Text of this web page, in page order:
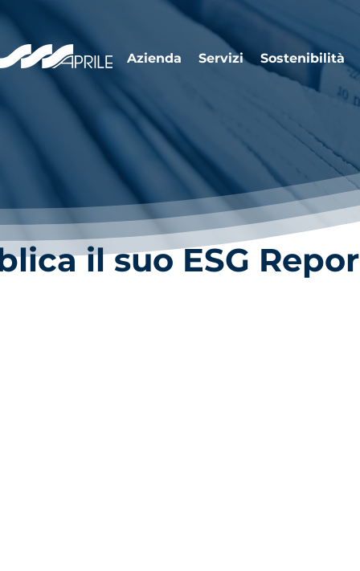
Azienda Servizi Sostenibilità
il suo ESG